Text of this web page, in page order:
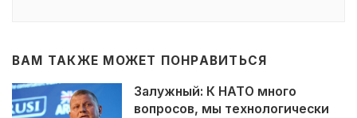
ВАМ ТАКЖЕ МОЖЕТ ПОНРАВИТЬСЯ
Залужный: К НАТО много
вопросов, мы технологически